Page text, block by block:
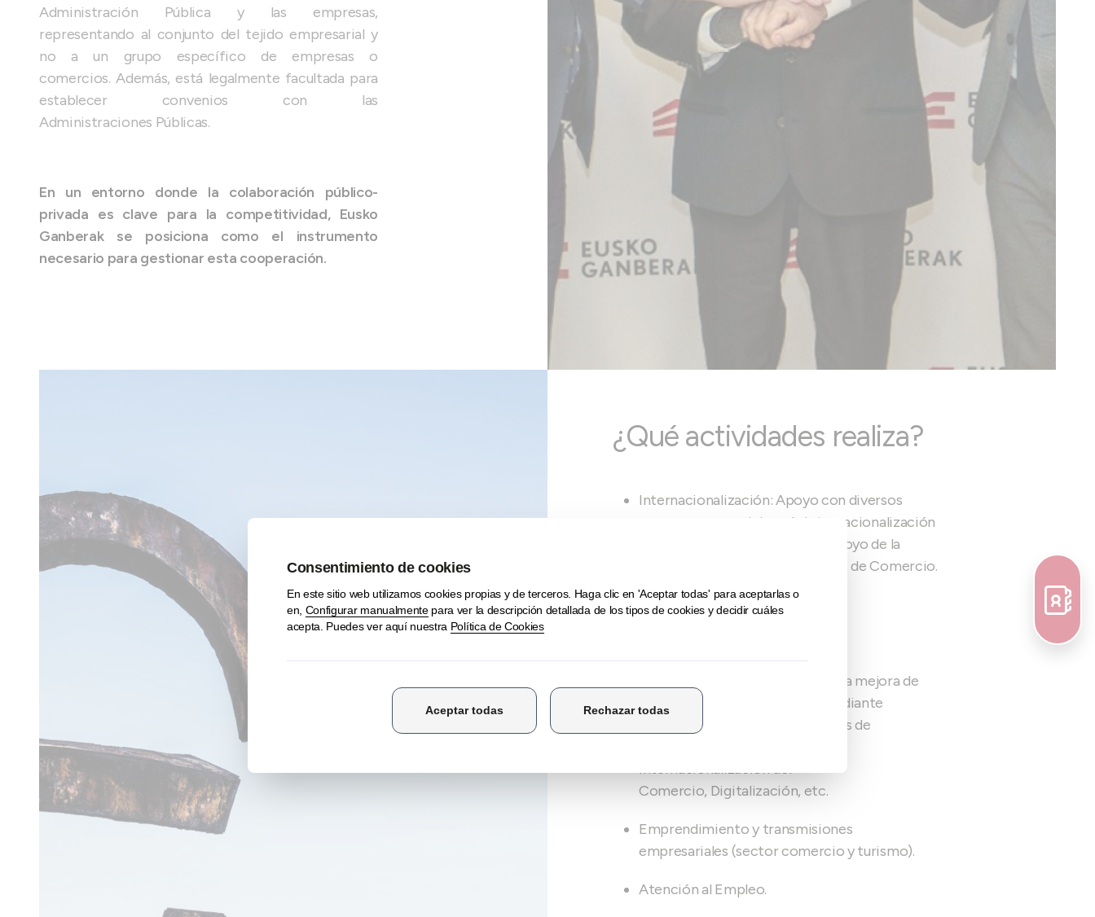
Administración Pública y las empresas,
representando al conjunto del tejido empresarial y
no a un grupo específico de empresas o
comercios. Además, está legalmente facultada para
establecer convenios con las
Administraciones Públicas.
En un entorno donde la colaboración público-
privada es clave para la competitividad, Eusko
Ganberak se posiciona como el instrumento
necesario para gestionar esta cooperación.
¿Qué actividades realiza?
Internacionalización: Apoyo con diversos
programas y servicios a la internacionalización
de las empresas vascas con el apoyo de la
Red Internacional de las Cámaras de Comercio.
Impulso de la Logística.
Atención al Comercio: Apoyo a la mejora de
la competitividad del sector mediante
Encuentro, Talleres, Diagnósticos de
Internacionalización del
Comercio, Digitalización, etc.
Emprendimiento y transmisiones
empresariales (sector comercio y turismo).
Atención al Empleo.